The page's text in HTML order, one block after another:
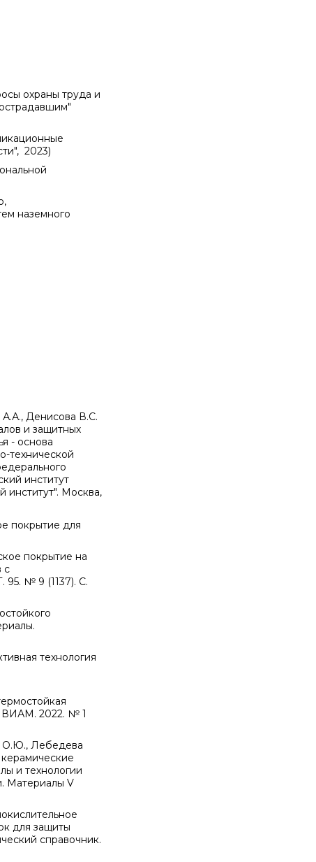
охраны труда и
2023)
наземного
Денисова В.С.
и защитных
- основа
технической
институт
институт". Москва,
покрытие для
покрытие на
с
95. № 9 (1137). С.
технология
ВИАМ. 2022. № 1
О.Ю., Лебедева
и технологии
Материалы V
для защиты
справочник.